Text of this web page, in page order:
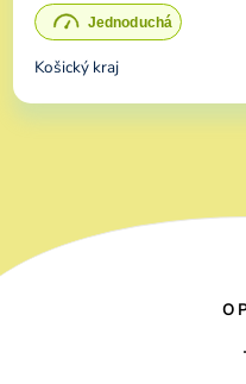
Košický kraj
O